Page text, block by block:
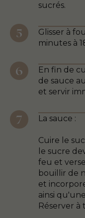
sucrés.
Glisser à
minutes à
En fin de
de sauce
et servir
La sauce :
Cuire le
le sucre
feu et
bouillir de
et
ainsi
Réserver